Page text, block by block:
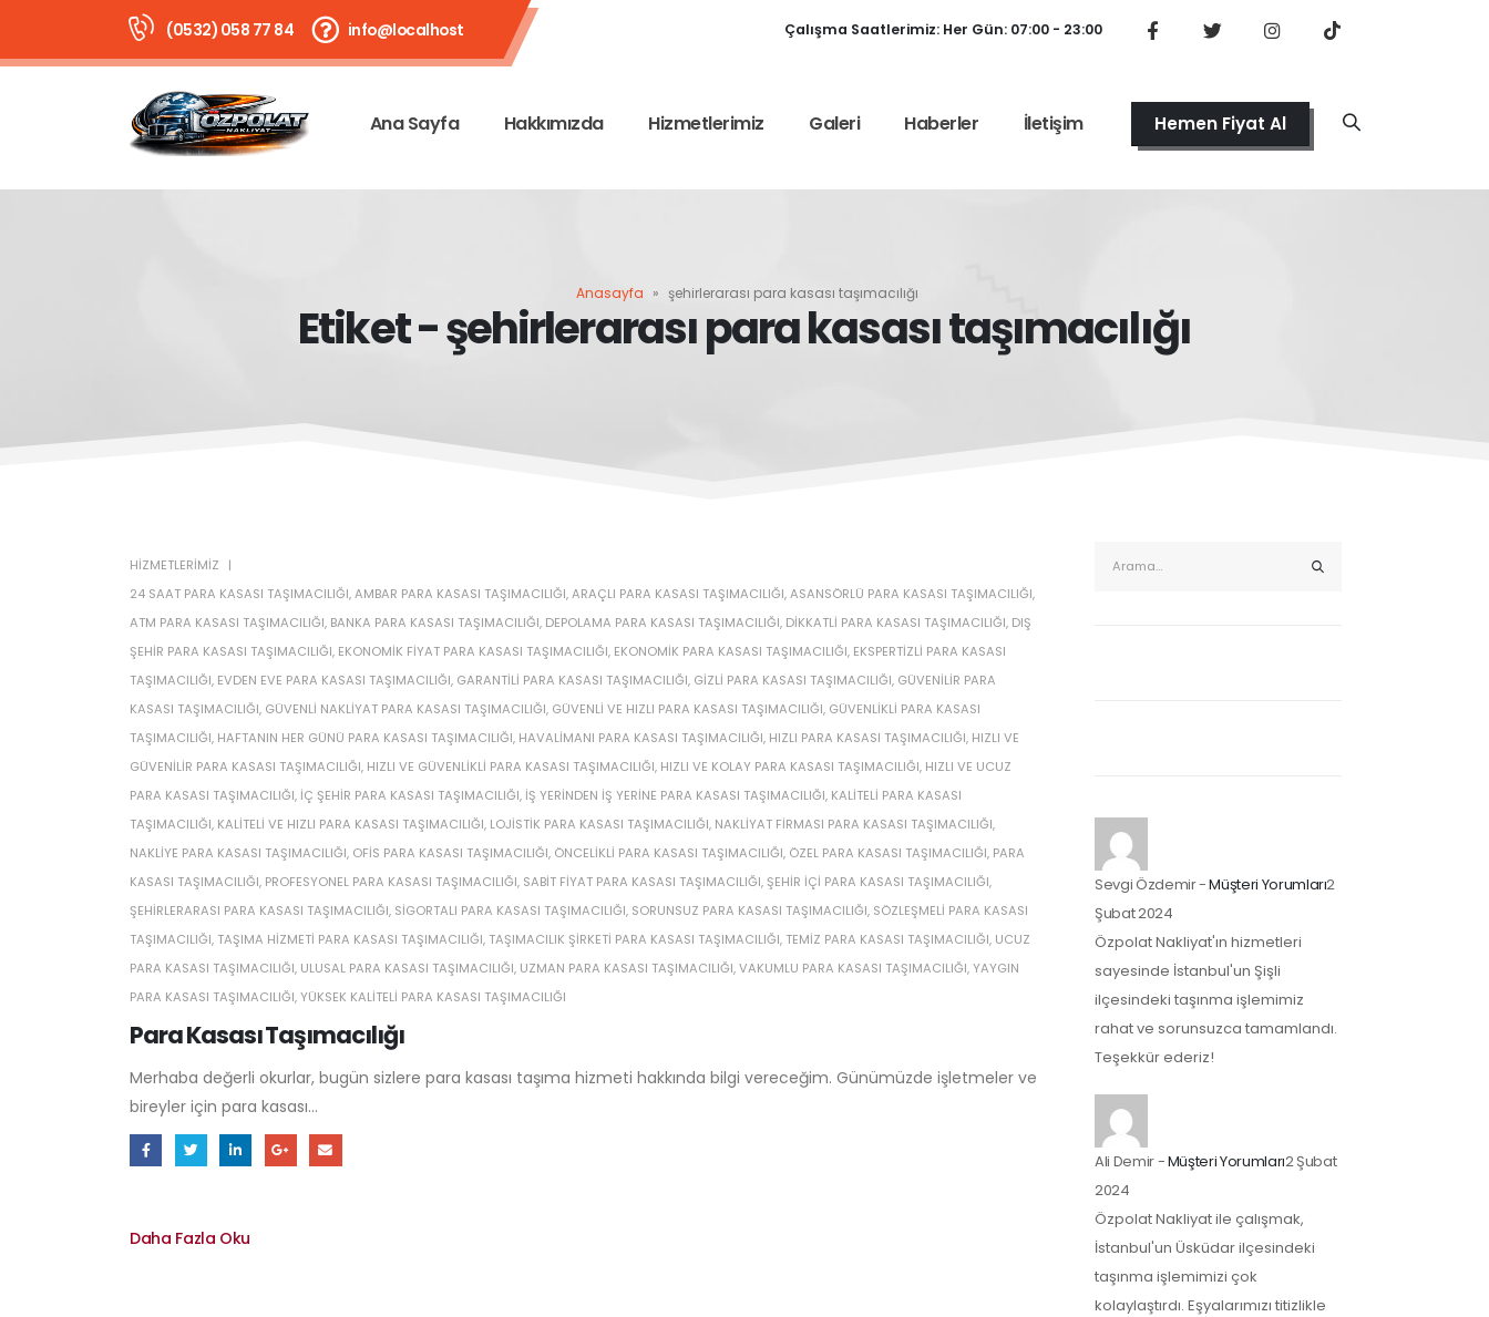
(0532) 058 77 84 info@localhost Çalışma Saatlerimiz: Her Gün: 07:00 - 23:00
Ana Sayfa Hakkımızda Hizmetlerimiz Galeri Haberler İletişim Hemen Fiyat Al
Anasayfa » şehirlerarası para kasası taşımacılığı
Etiket - şehirlerarası para kasası taşımacılığı
Para Kasası Taşımacılığı
HIZMETLERIMIZ
24 SAAT PARA KASASI TAŞIMACILIĞI,AMBAR PARA KASASI TAŞIMACILIĞI,ARAÇLI PARA KASASI TAŞIMACILIĞI,ASANSÖRLÜ PARA KASASI TAŞIMACILIĞI,
ATM PARA KASASI TAŞIMACILIĞI, BANKA PARA KASASI TAŞIMACILIĞI, DEPOLAMA PARA KASASI TAŞIMACILIĞI, DIKKATLI PARA KASASI TAŞIMACILIĞI, DIŞ
ŞEHIR PARA KASASI TAŞIMACILIĞI, EKONOMIK FIYAT PARA KASASI TAŞIMACILIĞI, EKONOMIK PARA KASASI TAŞIMACILIĞI, EKSPERTIZLI PARA KASASI
TAŞIMACILIĞI, EVDEN EVE PARA KASASI TAŞIMACILIĞI, GARANTILI PARA KASASI TAŞIMACILIĞI, GIZLI PARA KASASI TAŞIMACILIĞI, GÜVENILIR PARA
KASASI TAŞIMACILIĞI, GÜVENLI NAKLIYAT PARA KASASI TAŞIMACILIĞI, GÜVENLI VE HIZLI PARA KASASI TAŞIMACILIĞI, GÜVENLIKLI PARA KASASI
TAŞIMACILIĞI, HAFTANIN HER GÜNÜ PARA KASASI TAŞIMACILIĞI, HAVALIMANI PARA KASASI TAŞIMACILIĞI, HIZLI PARA KASASI TAŞIMACILIĞI, HIZLI VE
GÜVENILIR PARA KASASI TAŞIMACILIĞI, HIZLI VE GÜVENLIKLI PARA KASASI TAŞIMACILIĞI, HIZLI VE KOLAY PARA KASASI TAŞIMACILIĞI, HIZLI VE UCUZ
PARA KASASI TAŞIMACILIĞI, IÇ ŞEHIR PARA KASASI TAŞIMACILIĞI, IŞ YERINDEN IŞ YERINE PARA KASASI TAŞIMACILIĞI, KALITELI PARA KASASI
TAŞIMACILIĞI, KALITELI VE HIZLI PARA KASASI TAŞIMACILIĞI, LOJISTIK PARA KASASI TAŞIMACILIĞI, NAKLIYAT FIRMASI PARA KASASI TAŞIMACILIĞI,
NAKLIYE PARA KASASI TAŞIMACILIĞI, OFIS PARA KASASI TAŞIMACILIĞI, ÖNCELIKLI PARA KASASI TAŞIMACILIĞI, ÖZEL PARA KASASI TAŞIMACILIĞI, PARA
KASASI TAŞIMACILIĞI, PROFESYONEL PARA KASASI TAŞIMACILIĞI, SABIT FIYAT PARA KASASI TAŞIMACILIĞI,ŞEHIR IÇI PARA KASASI TAŞIMACILIĞI,
ŞEHIRLERARASI PARA KASASI TAŞIMACILIĞI, SIGORTALI PARA KASASI TAŞIMACILIĞI, SORUNSUZ PARA KASASI TAŞIMACILIĞI, SÖZLEŞMELI PARA KASASI
TAŞIMACILIĞI, TAŞIMA HIZMETI PARA KASASI TAŞIMACILIĞI, TAŞIMACILIK ŞIRKETI PARA KASASI TAŞIMACILIĞI, TEMIZ PARA KASASI TAŞIMACILIĞI, UCUZ
PARA KASASI TAŞIMACILIĞI, ULUSAL PARA KASASI TAŞIMACILIĞI, UZMAN PARA KASASI TAŞIMACILIĞI,VAKUMLU PARA KASASI TAŞIMACILIĞI,YAYGIN
PARA KASASI TAŞIMACILIĞI,YÜKSEK KALITELI PARA KASASI TAŞIMACILIĞI
Merhaba değerli okurlar, bugün sizlere para kasası taşıma hizmeti hakkında bilgi vereceğim. Günümüzde işletmeler ve
bireyler için para kasası...
Daha Fazla Oku
Sevgi Özdemir-Müşteri Yorumları2
Şubat 2024
Özpolat Nakliyat'ın hizmetleri
sayesinde İstanbul'un Şişli
ilçesindeki taşınma işlemimiz
rahat ve sorunsuzca tamamlandı.
Teşekkür ederiz!
Ali Demir-Müşteri Yorumları2 Şubat
2024
Özpolat Nakliyat ile çalışmak,
İstanbul'un Üsküdar ilçesindeki
taşınma işlemimizi çok
kolaylaştırdı. Eşyalarımızı titizlikle